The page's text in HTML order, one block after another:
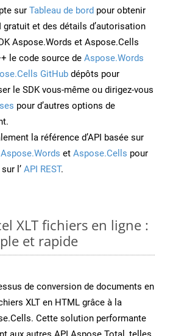
sur Tableau de bord pour obtenir
gratuit et des détails d’autorisation
Aspose.Words et Aspose.Cells
le code source de Aspose.Words
GitHub dépôts pour
le SDK vous-même ou dirigez-vous
pour d’autres options de
la référence d’API basée sur
Aspose.Words et Aspose.Cells pour
l’ API REST.
XLT fichiers en ligne :
et rapide
de conversion de documents en
XLT en HTML grâce à la
Cette solution performante